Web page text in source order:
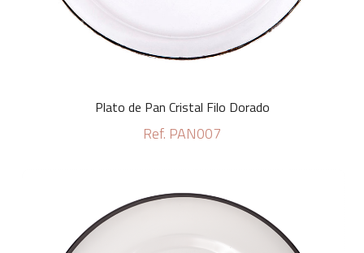
Plato de Pan Cristal Filo Dorado
Ref. PAN007